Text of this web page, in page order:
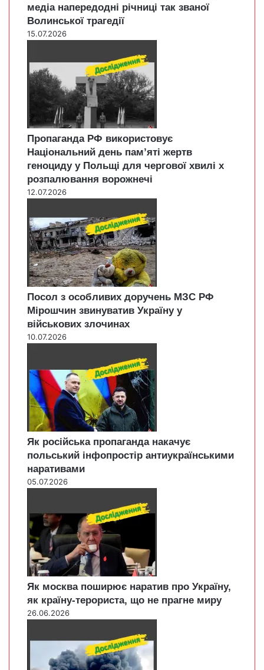
медіа напередодні річниці так званої
Волинської трагедії
15.07.2026
Пропаганда РФ використовує
Національний день пам’яті жертв
геноциду у Польщі для чергової хвилі х
розпалювання ворожнечі
12.07.2026
Посол з особливих доручень МЗС РФ
Мірошчин звинуватив Україну у
військових злочинах
10.07.2026
Як російська пропаганда накачує
польський інфопростір антиукраїнськими
наративами
05.07.2026
Як москва поширює наратив про Україну,
як країну-терориста, що не прагне миру
26.06.2026